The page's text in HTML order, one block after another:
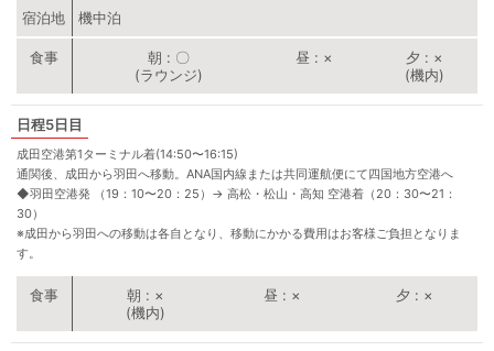
宿泊地 機中泊
朝
〇
(ラウンジ)
昼 × 夕
×
(機内)
5日目
成田空港第1ターミナル着(14:50〜16:15)
通関後、成田から羽田へ移動。ANA国内線または共同運航便にて四国地方空港へ
◆羽田空港発 （19：10〜20：25） → 高松・松山・高知 空港着（20：30〜21：
30）
※成田から羽田への移動は各自となり、移動にかかる費用はお客様ご負担となりま
す。
朝
×
(機内)
昼 × 夕 ×